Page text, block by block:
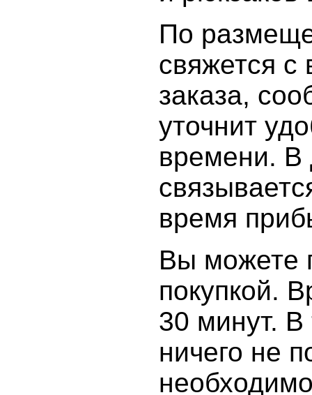
По
свяжется
заказа,
уточнит
времени. В
время
Вы можете
покупкой.
30 минут.
ничего не